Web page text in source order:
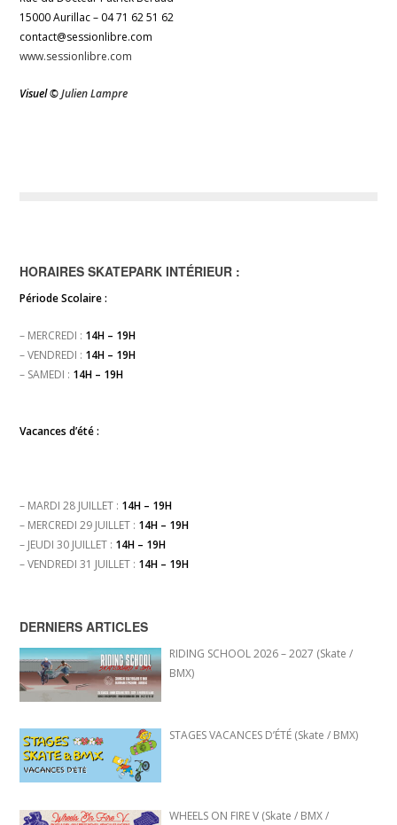
15000 Aurillac – 04 71 62 51 62
contact@sessionlibre.com
www.sessionlibre.com
Visuel ©Julien Lampre
HORAIRES SKATEPARK INTÉRIEUR :
Période Scolaire :
– MERCREDI : 14H – 19H
– VENDREDI : 14H – 19H
– SAMEDI : 14H – 19H
Vacances d’été :
– MARDI 28 JUILLET : 14H – 19H
– MERCREDI 29 JUILLET : 14H – 19H
– JEUDI 30 JUILLET : 14H – 19H
– VENDREDI 31 JUILLET : 14H – 19H
DERNIERS ARTICLES
RIDING SCHOOL 2026 – 2027 (Skate /
BMX)
STAGES VACANCES D’ÉTÉ (Skate / BMX)
WHEELS ON FIRE V (Skate / BMX /